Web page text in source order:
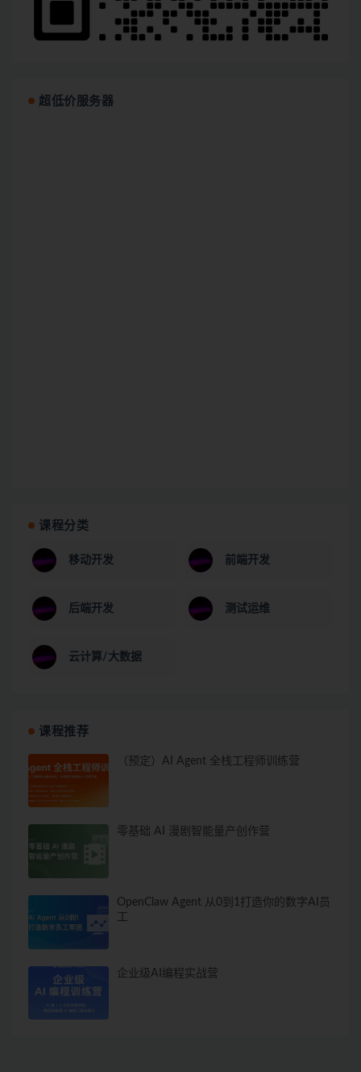
超低价服务器
课程分类
移动开发 前端开发
后端开发 测试运维
云计算/大数据
课程推荐
（预定）AI Agent 全栈工程师训练营
零基础 AI 漫剧智能量产创作营
OpenClaw Agent 从0到1打造你的数字AI员
企业级AI编程实战营